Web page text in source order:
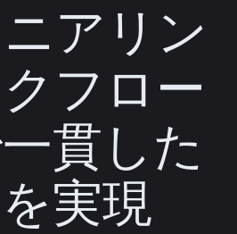
アリン
フロー
貫した
実現